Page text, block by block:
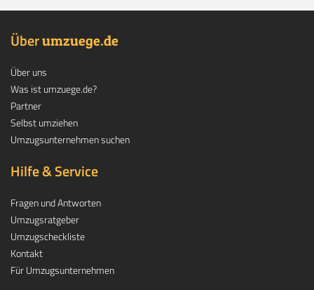
Überumzuege.de
Über uns
Was ist umzuege.de?
Partner
Selbst umziehen
Umzugsunternehmen suchen
Hilfe & Service
Fragen und Antworten
Umzugsratgeber
Umzugscheckliste
Kontakt
Für Umzugsunternehmen